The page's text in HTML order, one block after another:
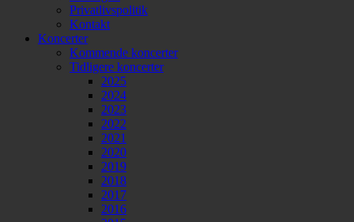
Privatlivspolitik
Kontakt
Koncerter
Kommende koncerter
Tidligere koncerter
2025
2024
2023
2022
2021
2020
2019
2018
2017
2016